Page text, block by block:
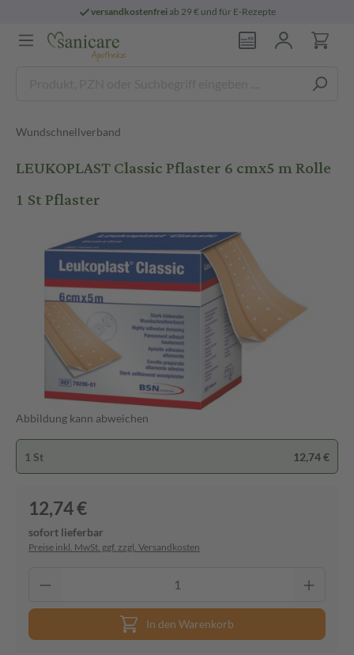
versandkostenfreiab 29 € und für E-Rezepte
Wundschnellverband
LEUKOPLAST Classic Pflaster 6 cmx5 m Rolle
1 St Pflaster
Abbildung kann abweichen
1 St 12,74 €
12,74 €
sofort lieferbar
Preise inkl. MwSt. ggf. zzgl. Versandkosten
In den Warenkorb